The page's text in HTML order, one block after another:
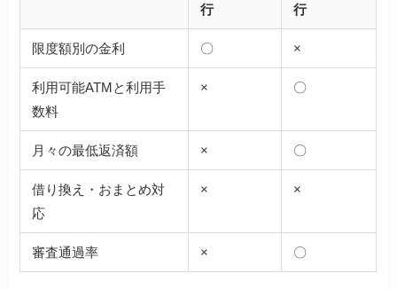
行
行
限度額別の金利 〇 ×
利用可能ATMと利用手
数料
× 〇
月々の最低返済額 × 〇
借り換え・おまとめ対
応
× ×
審査通過率 × 〇